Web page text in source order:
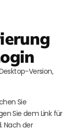
Version,
Sie
Sie dem Link für
Nach der